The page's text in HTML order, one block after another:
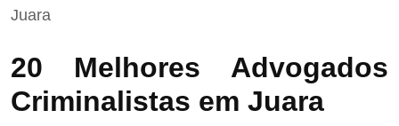
Juara
20 Melhores Advogados
Criminalistas em Juara